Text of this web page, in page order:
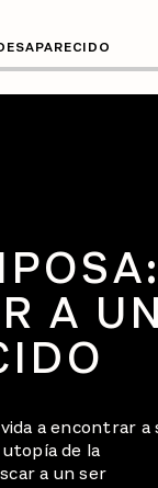
A
a encontrar a
de la
a un ser